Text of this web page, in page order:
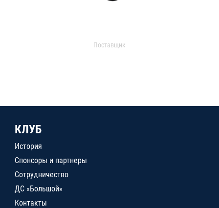
Поставщик
КЛУБ
История
Спонсоры и партнеры
Сотрудничество
ДС «Большой»
Контакты